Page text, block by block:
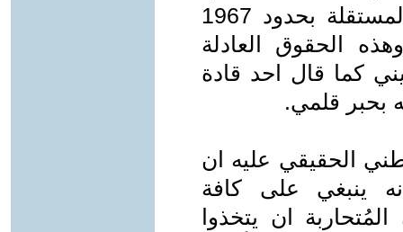
الفلسطيني وحقه في اقامة دولته المستقلة بحدود 1967
الحقوق العادلة
كما قال احد قادة
بحبر قلمي.
الحقيقي عليه ان
ينبغي على كافة
ان يتخذوا